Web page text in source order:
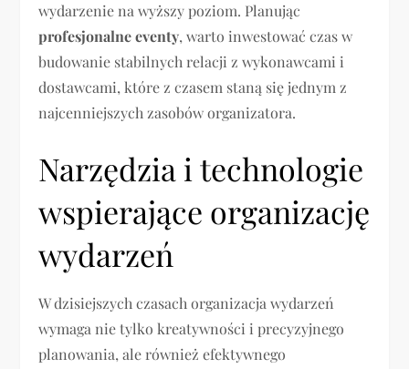
wydarzenie na wyższy poziom. Planując
profesjonalne eventy, warto inwestować czas w
budowanie stabilnych relacji z wykonawcami i
dostawcami, które z czasem staną się jednym z
najcenniejszych zasobów organizatora.
Narzędzia i technologie
wspierające organizację
wydarzeń
W dzisiejszych czasach organizacja wydarzeń
wymaga nie tylko kreatywności i precyzyjnego
planowania, ale również efektywnego